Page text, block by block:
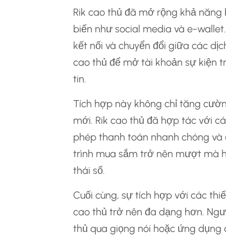
Rik cao thủ đã mở rộng khả
biến như social media và e-
kết nối và chuyển đổi giữa các
cao thủ để mở tài khoản sự kiện
tin.
Tích hợp này không chỉ tăng
mới. Rik cao thủ đã hợp tác với
phép thanh toán nhanh chóng
trình mua sắm trở nên mượt mà
thái số.
Cuối cùng, sự tích hợp với các
cao thủ trở nên đa dạng hơn.
thủ qua giọng nói hoặc ứng dụng